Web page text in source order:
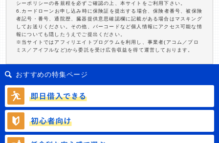
シーポリシーの各規程を必ずご確認の上、本サイトをご利用下さい。
6.カードローンお申し込み時に保険証を提出する場合、保険者番号、被保険
者記号・番号、通院歴、臓器提供意思確認欄に記載がある場合はマスキング
してお送りください。その他、バーコードなど個人情報にアクセス可能な情
報についても隠したうえでご提出ください。
※当サイトではアフィリエイトプログラムを利用し、事業者(アコム／プロ
ミス／アイフルなど)から委託を受け広告収益を得て運営しております。
おすすめの特集ページ